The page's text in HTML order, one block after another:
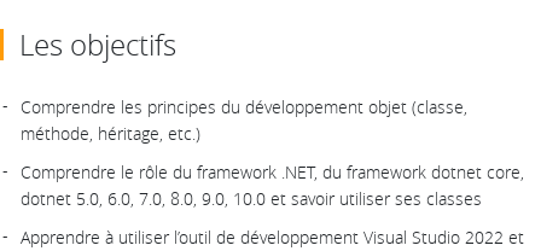
Les objectifs
Comprendre les principes du développement objet (classe,
méthode, héritage, etc.)
Comprendre le rôle du framework .NET, du framework dotnet core,
dotnet 5.0, 6.0, 7.0, 8.0, 9.0, 10.0 et savoir utiliser ses classes
Apprendre à utiliser l’outil de développement Visual Studio 2022 et